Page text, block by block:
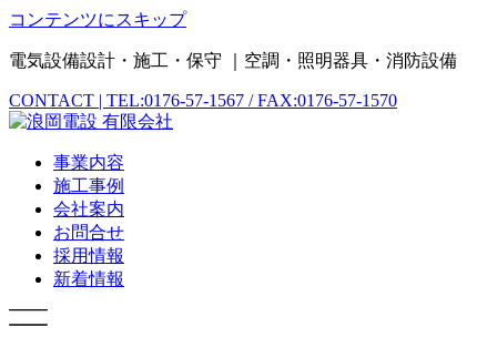
コンテンツにスキップ
電気設備設計・施工・保守 ｜空調・照明器具・消防設備
CONTACT | TEL:0176-57-1567 / FAX:0176-57-1570
事業内容
施工事例
会社案内
お問合せ
採用情報
新着情報